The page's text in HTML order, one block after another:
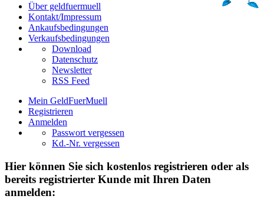
Über geldfuermuell
Kontakt/Impressum
Ankaufsbedingungen
Verkaufsbedingungen
Download
Datenschutz
Newsletter
RSS Feed
Mein GeldFuerMuell
Registrieren
Anmelden
Passwort vergessen
Kd.-Nr. vergessen
Hier können Sie sich kostenlos registrieren oder als
bereits registrierter Kunde mit Ihren Daten
anmelden: